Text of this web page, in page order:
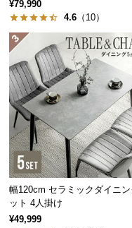
中
型
商
品
の
配
送
に
つ
い
て
小
型
¥79,990
4.6 （10）
幅120cm セラミックダイニン
ット 4人掛け
¥49,999